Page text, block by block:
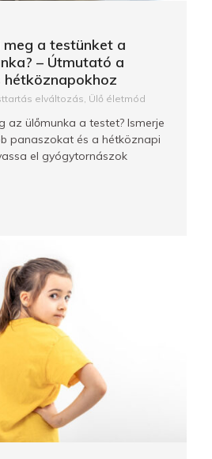
a testünket a
– Útmutató a
hétköznapokhoz
elváltozás, Ülő életmód
az ülőmunka a testet? Ismerje
panaszokat és a hétköznapi
el gyógytornászok